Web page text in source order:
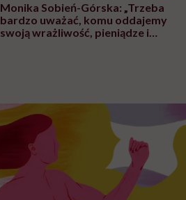
Monika Sobień-Górska: „Trzeba
bardzo uważać, komu oddajemy
swoją wrażliwość, pieniądze i